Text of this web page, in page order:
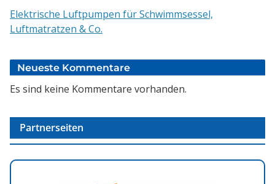
Elektrische Luftpumpen für Schwimmsessel,
Luftmatratzen & Co.
Neueste Kommentare
Es sind keine Kommentare vorhanden.
Partnerseiten